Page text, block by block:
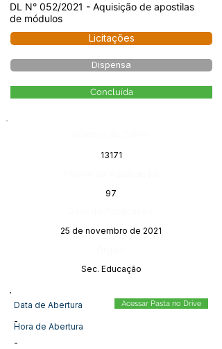
DL N° 052/2021 - Aquisição de apostilas
de módulos
Licitações
Dispensa
Concluída
13171
97
25 de novembro de 2021
Sec. Educação
Data de Abertura
-
Hora de Abertura
-
Acessar Pasta no Drive